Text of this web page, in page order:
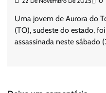
Uma jovem de Aurora do
(TO), sudeste do estado, foi
assassinada neste sábado